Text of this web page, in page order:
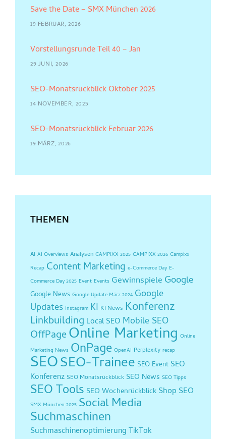
Save the Date – SMX München 2026
19 FEBRUAR, 2026
Vorstellungsrunde Teil 40 – Jan
29 JUNI, 2026
SEO-Monatsrückblick Oktober 2025
14 NOVEMBER, 2025
SEO-Monatsrückblick Februar 2026
19 MÄRZ, 2026
THEMEN
AI AI Overviews Analysen CAMPIXX 2025 CAMPIXX 2026 Campixx
Recap Content Marketing e-Commerce Day E-
Commerce Day 2025 Event Events Gewinnspiele Google
Google News Google Update März 2024 Google
Updates Instagram KI KI News Konferenz
Linkbuilding Local SEO Mobile SEO
OffPageOnline Marketing Online
Marketing News OnPage OpenAI Perplexity recap
SEOSEO-Trainee SEO Event SEO
Konferenz SEO Monatsrückblick SEO News SEO Tipps
SEO Tools SEO Wochenrückblick Shop SEO
SMX München 2025 Social Media
Suchmaschinen
Suchmaschinenoptimierung TikTok